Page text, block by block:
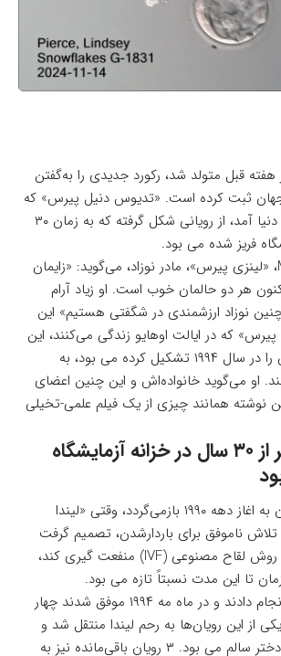
هفته قبل متولد شد، رکورد جدیدی را به‌گفتن
جهان ثبت کرده است. «تدیوس دنیل پیرس» که
در تاریخ ۲۶ ژوئیه به دنیا آمد، از رویانی شکل گرفته که به زمان ۳۰
فریز شده می بود.
، «لینزی پیرس»، مادر نوزاد، می‌گوید: «زایمان
هر دو حالمان خوب است. او زیاد آرام
نوزاد ارزشمندی در شگفتی هستیم» این
که در ایالت اوهایو زندگی می‌کنند، این
رویان را از زنی که آن را در سال ۱۹۹۴ تشکیل کرده می بود، به
او می‌گوید خانواده‌اش و این چنین اعضای
نوشته همانند چیزی از یک فیلم علمی-تخیلی
این نوزاد بیشتر از ۳۰ سال در خزانه آزمایشگاه
ریشه‌های این داستان به اغاز دهه ۱۹۹۰ بازمی‌گردد، وقتی «لیندا
بعد از ۶ سال تلاش ناموفق برای باردارشدن، تصمیم گرفت
همراه با همسرش از روش لقاح مصنوعی (IVF) منفعت گیری کند،
تا این مدت نسبتاً تازه می بود.
بااین‌حال آنها کار را انجام دادند و در ماه مه ۱۹۹۴ موفق شدند چهار
از این رویان‌ها به رحم لیندا منتقل شد و
نتیجه آن، تولد یک دختر سالم می بود. ۳ رویان باقی‌مانده نیز به